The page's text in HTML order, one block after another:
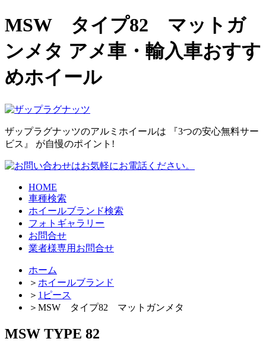
MSW タイプ82 マットガ
ンメタ アメ車・輸入車おすす
めホイール
ザップラグナッツのアルミホイールは
『3つの安心無料サー
ビス』 が自慢のポイント!
HOME
車種検索
ホイールブランド検索
フォトギャラリー
お問合せ
業者様専用お問合せ
ホーム
＞ ホイールブランド
＞ 1ピース
＞ MSW タイプ82 マットガンメタ
MSW TYPE 82